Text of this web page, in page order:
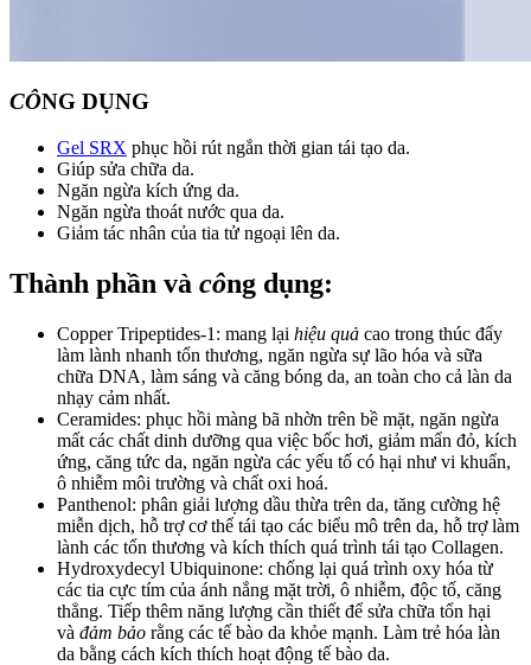
CÔNG DỤNG
Gel SRX phục hồi rút ngắn thời gian tái tạo da.
Giúp sửa chữa da.
Ngăn ngừa kích ứng da.
Ngăn ngừa thoát nước qua da.
Giảm tác nhân của tia tử ngoại lên da.
Thành phần và công dụng:
Copper Tripeptides-1: mang lại hiệu quả cao trong thúc đẩy
làm lành nhanh tổn thương, ngăn ngừa sự lão hóa và sữa
chữa DNA, làm sáng và căng bóng da, an toàn cho cả làn da
nhạy cảm nhất.
Ceramides: phục hồi màng bã nhờn trên bề mặt, ngăn ngừa
mất các chất dinh dưỡng qua việc bốc hơi, giảm mẩn đỏ, kích
ứng, căng tức da, ngăn ngừa các yếu tố có hại như vi khuẩn,
ô nhiễm môi trường và chất oxi hoá.
Panthenol: phân giải lượng dầu thừa trên da, tăng cường hệ
miễn dịch, hỗ trợ cơ thể tái tạo các biểu mô trên da, hỗ trợ làm
lành các tổn thương và kích thích quá trình tái tạo Collagen.
Hydroxydecyl Ubiquinone: chống lại quá trình oxy hóa từ
các tia cực tím của ánh nắng mặt trời, ô nhiễm, độc tố, căng
thẳng. Tiếp thêm năng lượng cần thiết để sửa chữa tổn hại
và đảm bảo rằng các tế bào da khỏe mạnh. Làm trẻ hóa làn
da bằng cách kích thích hoạt động tế bào da.